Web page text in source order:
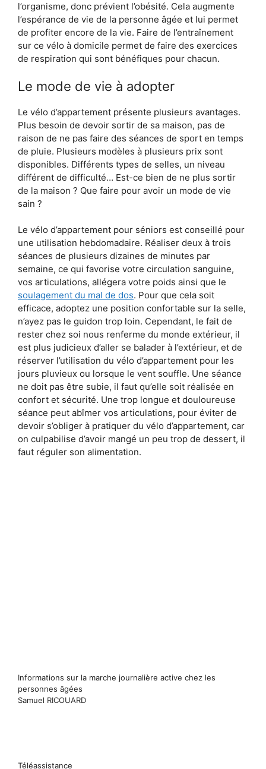
l’organisme, donc prévient l’obésité. Cela augmente
l’espérance de vie de la personne âgée et lui permet
de profiter encore de la vie. Faire de l’entraînement
sur ce vélo à domicile permet de faire des exercices
de respiration qui sont bénéfiques pour chacun.
Le mode de vie à adopter
Le vélo d’appartement présente plusieurs avantages.
Plus besoin de devoir sortir de sa maison, pas de
raison de ne pas faire des séances de sport en temps
de pluie. Plusieurs modèles à plusieurs prix sont
disponibles. Différents types de selles, un niveau
différent de difficulté… Est-ce bien de ne plus sortir
de la maison ? Que faire pour avoir un mode de vie
sain ?
Le vélo d’appartement pour séniors est conseillé pour
une utilisation hebdomadaire. Réaliser deux à trois
séances de plusieurs dizaines de minutes par
semaine, ce qui favorise votre circulation sanguine,
vos articulations, allégera votre poids ainsi que le
soulagement du mal de dos. Pour que cela soit
efficace, adoptez une position confortable sur la selle,
n’ayez pas le guidon trop loin. Cependant, le fait de
rester chez soi nous renferme du monde extérieur, il
est plus judicieux d’aller se balader à l’extérieur, et de
réserver l’utilisation du vélo d’appartement pour les
jours pluvieux ou lorsque le vent souffle. Une séance
ne doit pas être subie, il faut qu’elle soit réalisée en
confort et sécurité. Une trop longue et douloureuse
séance peut abîmer vos articulations, pour éviter de
devoir s’obliger à pratiquer du vélo d’appartement, car
on culpabilise d’avoir mangé un peu trop de dessert, il
faut réguler son alimentation.
Informations sur la marche journalière active chez les
personnes âgées
Samuel RICOUARD
Téléassistance